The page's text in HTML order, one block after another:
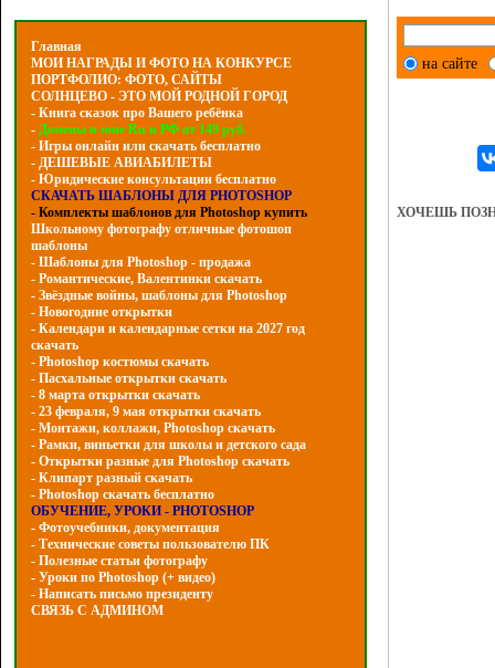
Главная
МОИ НАГРАДЫ И ФОТО НА КОНКУРСЕ
ПОРТФОЛИО: ФОТО, САЙТЫ
СОЛНЦЕВО - ЭТО МОЙ РОДНОЙ ГОРОД
- Книга сказок про Вашего ребёнка
- Домены в зоне Ru и РФ от 149 руб.
- Игры онлайн или скачать бесплатно
- ДЕШЕВЫЕ АВИАБИЛЕТЫ
- Юридические консультации бесплатно
СКАЧАТЬ ШАБЛОНЫ ДЛЯ PHOTOSHOP
- Комплекты шаблонов для Photoshop купить
Школьному фотографу отличные фотошоп
шаблоны
- Шаблоны для Photoshop - продажа
- Романтические, Валентинки скачать
- Звёздные войны, шаблоны для Photoshop
- Hовогодние открытки
- Календари и календарные сетки на 2027 год
скачать
- Photoshop костюмы скачать
- Пасхальные открытки скачать
- 8 марта открытки скачать
- 23 февраля, 9 мая открытки скачать
- Монтажи, коллажи, Photoshop скачать
- Рамки, виньетки для школы и детского сада
- Открытки разные для Photoshop скачать
- Клипарт разный скачать
- Photoshop скачать бесплатно
ОБУЧЕНИЕ, УРОКИ - PHOTOSHOP
- Фотоучебники, документация
- Технические советы пользователю ПК
- Полезные статьи фотографу
- Уроки по Photoshop (+ видео)
- Написать письмо президенту
СВЯЗЬ С АДМИНОМ
на сайте
ХОЧЕШЬ